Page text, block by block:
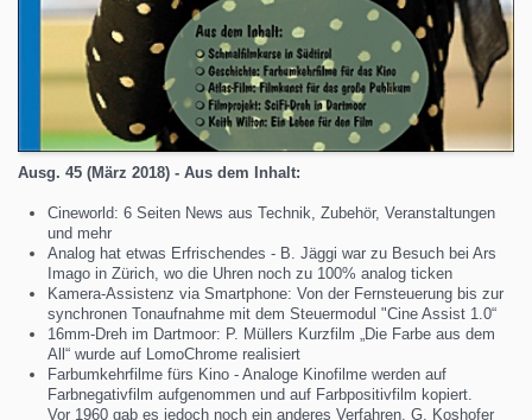
Ausg. 45 (März 2018) - Aus dem Inhalt:
Cineworld: 6 Seiten News aus Technik, Zubehör, Veranstaltungen
und mehr
Analog hat etwas Erfrischendes - B. Jäggi war zu Besuch bei Ars
Imago in Zürich, wo die Uhren noch zu 100% analog ticken
Kamera-Assistenz via Smartphone: Von der Fernsteuerung bis zur
synchronen Tonaufnahme mit dem Steuermodul "Cine Assist 1.0“
16mm-Dreh im Dartmoor: P. Müllers Kurzfilm „Die Farbe aus dem
All“ wurde auf LomoChrome realisiert
Farbumkehrfilme fürs Kino - Analoge Kinofilme werden auf
Farbnegativfilm aufgenommen und auf Farbpositivfilm kopiert.
Vor 1960 gab es jedoch noch ein anderes Verfahren. G. Koshofer